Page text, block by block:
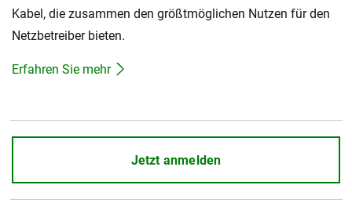
Kabel, die zusammen den größtmöglichen Nutzen für den
Netzbetreiber bieten.
Erfahren Sie mehr
Jetzt anmelden